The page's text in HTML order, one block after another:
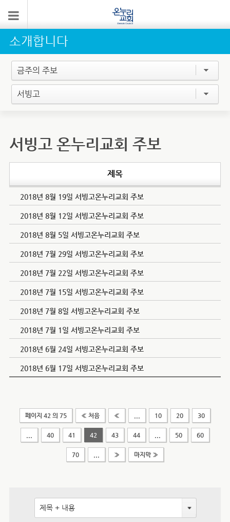
소개합니다
금주의 주보
서빙고
서빙고 온누리교회 주보
제목
2018년 8월 19일 서빙고온누리교회 주보
2018년 8월 12일 서빙고온누리교회 주보
2018년 8월 5일 서빙고온누리교회 주보
2018년 7월 29일 서빙고온누리교회 주보
2018년 7월 22일 서빙고온누리교회 주보
2018년 7월 15일 서빙고온누리교회 주보
2018년 7월 8일 서빙고온누리교회 주보
2018년 7월 1일 서빙고온누리교회 주보
2018년 6월 24일 서빙고온누리교회 주보
2018년 6월 17일 서빙고온누리교회 주보
페이지 42 의 75 « 처음 « 10 20 30
40 41 42 43 44 50 60
70 » 마지막 »
제목 + 내용